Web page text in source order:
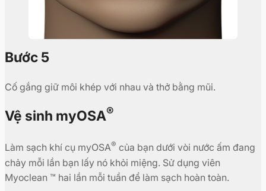
Bước 5
Cố gắng giữ môi khép với nhau và thở bằng mũi.
Vệ sinh myOSA®
Làm sạch khí cụ myOSA® của bạn dưới vòi nước ấm đang
chảy mỗi lần bạn lấy nó khỏi miệng. Sử dụng viên
Myoclean ™ hai lần mỗi tuần để làm sạch hoàn toàn.